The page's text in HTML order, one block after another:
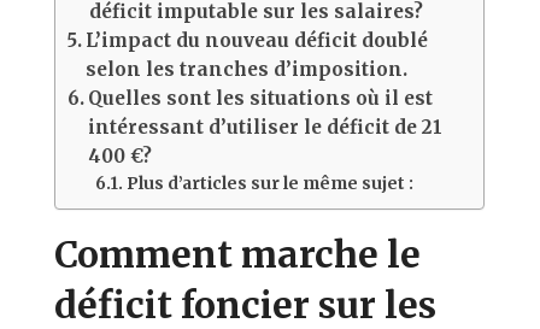
déficit imputable sur les salaires?
L’impact du nouveau déficit doublé
selon les tranches d’imposition.
Quelles sont les situations où il est
intéressant d’utiliser le déficit de 21
400 €?
Plus d’articles sur le même sujet :
Comment marche le
déficit foncier sur les